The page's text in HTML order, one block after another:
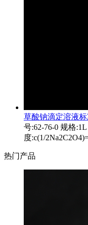
草酸钠滴定溶液
号:62-76-0 规格:1L
度:c(1/
热门产品